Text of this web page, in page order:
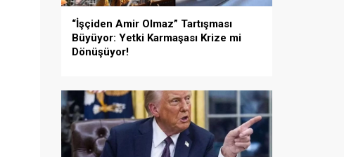
“İşçiden Amir Olmaz” Tartışması
Büyüyor: Yetki Karmaşası Krize mi
Dönüşüyor!